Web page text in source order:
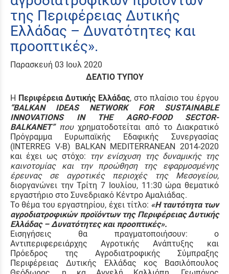
της Περιφέρειας Δυτικής
Ελλάδας – Δυνατότητες και
προοπτικές».
Παρασκευή 03 Ιουλ 2020
ΔΕΛΤΙΟ ΤΥΠΟΥ
Η Περιφέρεια Δυτικής Ελλάδας, στο πλαίσιο του έργου
“BALKAN IDEAS NETWORK FOR
SUSTAINABLE
INNOVATIONS
IN THE AGRO-FOOD SECTOR-
BALKANET” πουχρηματοδοτείται από το Διακρατικό
Πρόγραμμα Ευρωπαϊκής Εδαφικής Συνεργασίας
(INTERREG V-B) BALKAN MEDITERRANEAN 2014-2020
και έχει ως στόχο: την ενίσχυση της δυναμικής της
καινοτομίας και την προώθηση της εφαρμοσμένης
έρευνας σε αγροτικές περιοχές της Μεσογείου,
διοργανώνει την Τρίτη 7 Ιουλίου, 11:30 ώρα θεματικό
εργαστήριο στο Συνεδριακό Κέντρο Αμαλιάδας.
Το θέμα του εργαστηρίου, έχει τίτλο: «H ταυτότητα των
αγροδιατροφικών προϊόντων της Περιφέρειας Δυτικής
Ελλάδας – Δυνατότητες και προοπτικές».
Εισηγήσεις θα πραγματοποιήσουν: ο
Αντιπεριφερειάρχης Αγροτικής Ανάπτυξης και
Πρόεδρος της Αγροδιατροφικής Σύμπραξης
Περιφέρειας Δυτικής Ελλάδας κος Βασιλόπουλος